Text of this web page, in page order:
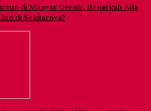
di Manyar Gresik, Benarkah Ada
di Sekitarnya?